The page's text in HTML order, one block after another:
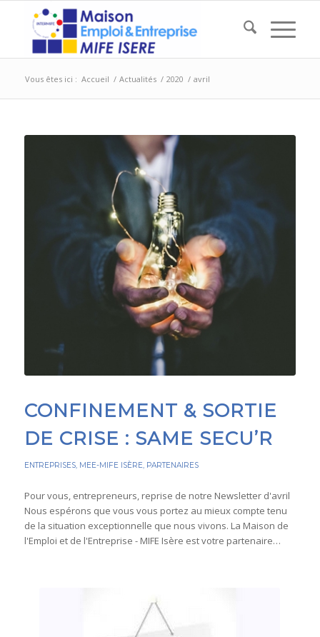
Vous êtes ici : Accueil / Actualités / 2020 / avril
CONFINEMENT & SORTIE
DE CRISE : SAME SECU’R
ENTREPRISES, MEE-MIFE ISÈRE, PARTENAIRES
Pour vous, entrepreneurs, reprise de notre Newsletter d'avril
Nous espérons que vous vous portez au mieux compte tenu
de la situation exceptionnelle que nous vivons. La Maison de
l'Emploi et de l'Entreprise - MIFE Isère est votre partenaire…